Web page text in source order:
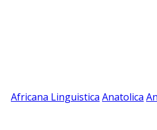
Africana Linguistica Anatolica